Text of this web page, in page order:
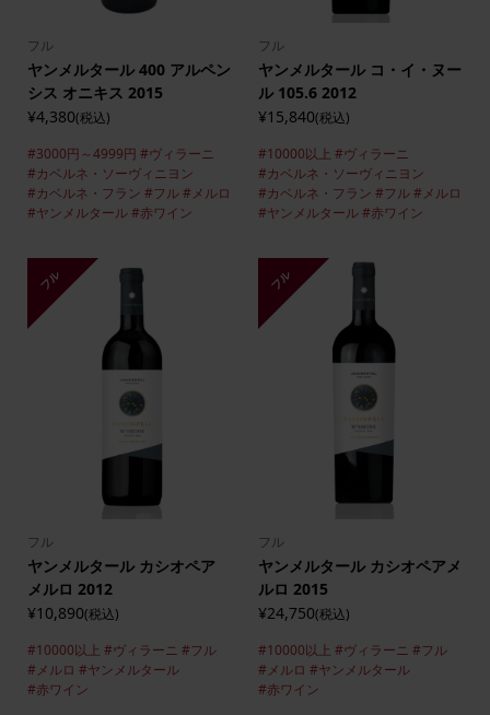
フル
ヤンメルタール 400 アルペン
シス オニキス 2015
¥4,380(税込)
#3000円～4999円 #ヴィラーニ
#カベルネ・ソーヴィニヨン
#カベルネ・フラン #フル#メルロ
#ヤンメルタール#赤ワイン
フル
ヤンメルタール コ・イ・ヌー
ル 105.6 2012
¥15,840(税込)
#10000以上 #ヴィラーニ
#カベルネ・ソーヴィニヨン
#カベルネ・フラン #フル #メルロ
#ヤンメルタール #赤ワイン
フル
フル
ヤンメルタール カシオペア
メルロ 2012
¥10,890(税込)
#10000以上 #ヴィラーニ #フル
#メルロ #ヤンメルタール
#赤ワイン
フル
フル
ヤンメルタール カシオペアメ
ルロ 2015
¥24,750(税込)
#10000以上 #ヴィラーニ #フル
#メルロ #ヤンメルタール
#赤ワイン